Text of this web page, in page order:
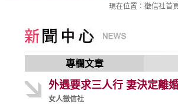
現在位置： 徵信社首
專欄文章
外遇要求三人行 妻決定離
女人徵信社